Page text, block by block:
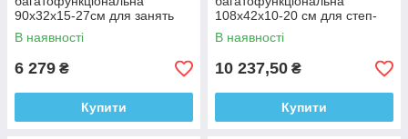
90x32x15-27см для занять
степ-аеробікою
В наявності
6 279 ₴
Купити
108x42x10-20 см для степ-
аеробіки
В наявності
10 237,50 ₴
Купити